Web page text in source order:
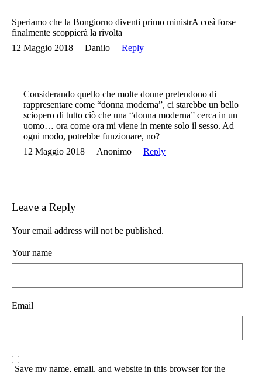
Speriamo che la Bongiorno diventi primo ministrA così forse
finalmente scoppierà la rivolta
12 Maggio 2018
Danilo Reply
Considerando quello che molte donne pretendono di
rappresentare come “donna moderna”, ci starebbe un bello
sciopero di tutto ciò che una “donna moderna” cerca in un
uomo… ora come ora mi viene in mente solo il sesso. Ad
ogni modo, potrebbe funzionare, no?
12 Maggio 2018
Anonimo Reply
Leave a Reply
Your email address will not be published.
Your name
Email
Save my name, email, and website in this browser for the